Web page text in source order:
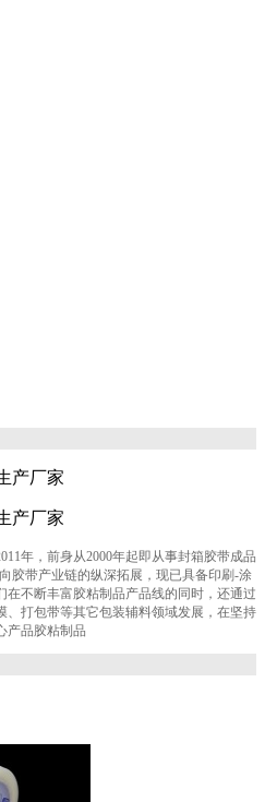
产厂家
产厂家
年，前身从2000年起即从事封箱胶带成品
胶带产业链的纵深拓展，现已具备印刷-涂
在不断丰富胶粘制品产品线的同时，还通过
、打包带等其它包装辅料领域发展，在坚持
产品胶粘制品